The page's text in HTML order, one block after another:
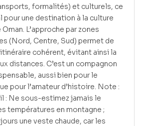
formalités) et culturels, ce
pour une destination à la culture
L’approche par zones
(Nord, Centre, Sud) permet de
cohérent, évitant ainsi la
distances. C’est un compagnon
aussi bien pour le
pour l’amateur d’histoire. Note :
: Ne sous-estimez jamais le
températures en montagne ;
une veste chaude, car les